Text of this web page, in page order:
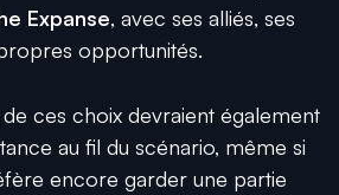
Expanse, avec ses alliés, ses
opportunités.
ces choix devraient également
au fil du scénario, même si
encore garder une partie